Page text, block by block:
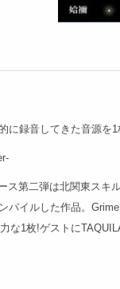
に録音してきた音源を
ス第二弾は北関東スキ
パイルした作品。
な1枚!ゲストに